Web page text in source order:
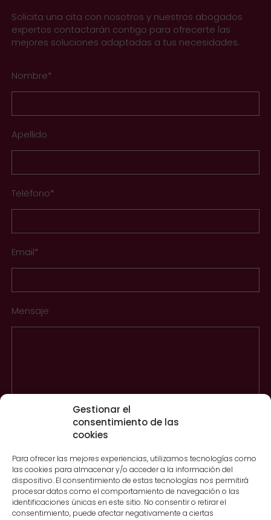
Gestionar el
consentimiento de las
cookies
Para ofrecer las mejores experiencias, utilizamos tecnologías como
las cookies para almacenar y/o acceder a la información del
dispositivo. El consentimiento de estas tecnologías nos permitirá
procesar datos como el comportamiento de navegación o las
identificaciones únicas en este sitio. No consentir o retirar el
consentimiento, puede afectar negativamente a ciertas
Solicita una cita con nosotros y nuestros abogados
expertos contactarán contigo para ofrecerte las
mejores soluciones adaptadas a tus necesidades.
Nombre*
Apellido
Teléfono*
Email*
Mensaje
Información Básica Sobre Protección De Datos
Responsable
BUFETE DE MORA ASESORES JURIDICOS
Y TRIBUTARIOS SL
Finalidad Atender sus consultas y/o solicitudes.